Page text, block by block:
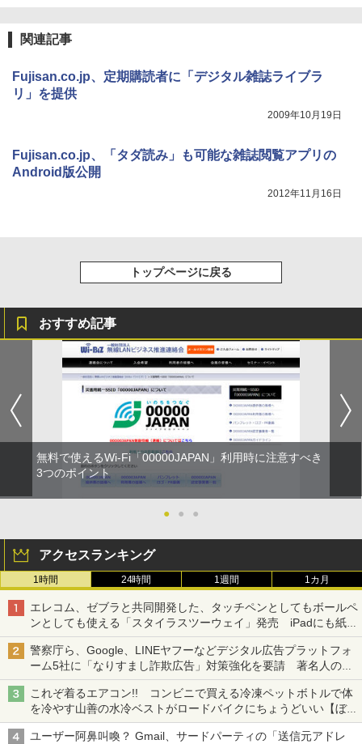
関連記事
Fujisan.co.jp、定期購読者に「デジタル雑誌ライブラ
リ」を提供
2009年10月19日
Fujisan.co.jp、「タダ読み」も可能な雑誌閲覧アプリの
Android版公開
2012年11月16日
トップページに戻る
おすすめ記事
無料で使えるWi-Fi「00000JAPAN」利用時に注意すべき
3つのポイント
● ● ●
アクセスランキング
1時間 24時間 1週間 1カ月
エレコム、ゼブラと共同開発した、タッチペンとしてもボールペ
ンとしても使える「スタイラスツーウェイ」発売 iPadにも紙に
も、持ち替えずに書き込める
警察庁ら、Google、LINEヤフーなどデジタル広告プラットフォ
ーム5社に「なりすまし詐欺広告」対策強化を要請 著名人の写
真や映像を使った投資詐欺などへの対策として
これぞ着るエアコン!! コンビニで買える冷凍ペットボトルで体
を冷やす山善の水冷ベストがロードバイクにちょうどいい【ぼっ
ち・ざ・ろーど！その14】【空いた時間でなにしてる？】
ユーザー阿鼻叫喚？ Gmail、サードパーティの「送信元アドレ